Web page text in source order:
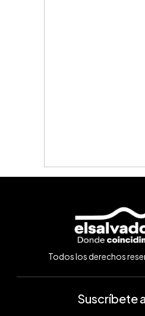
Todos los derechos
Suscríbete